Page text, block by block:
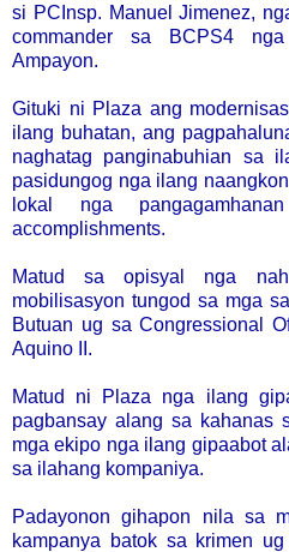
si PCInsp. Manuel Jimenez,
commander sa BCPS4
Ampayon.
Gituki ni Plaza ang
ilang buhatan, ang
naghatag panginabuhian sa
pasidungog nga ilang
lokal nga
accomplishments.
Matud sa opisyal nga
mobilisasyon tungod sa mga
Butuan ug sa Congressional
Aquino II.
Matud ni Plaza nga ilang
pagbansay alang sa kahanas
mga ekipo nga ilang gipaabot
sa ilahang kompaniya.
Padayonon gihapon nila sa
kampanya batok sa krimen